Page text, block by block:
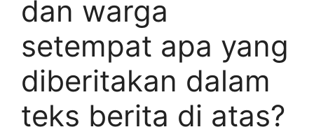
dan warga
setempat apa yang
diberitakan dalam
teks berita di atas?